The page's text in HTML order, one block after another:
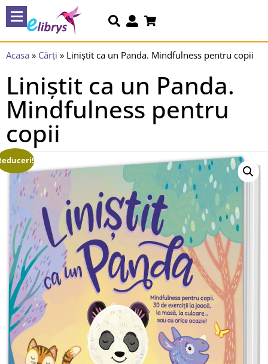
Acasa » Cărți » Liniștit ca un Panda. Mindfulness pentru copii
Liniștit ca un Panda.
Mindfulness pentru
copii